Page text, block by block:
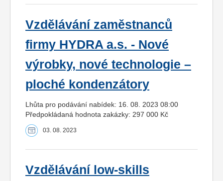
Vzdělávání zaměstnanců
firmy HYDRA a.s. - Nové
výrobky, nové technologie –
ploché kondenzátory
Lhůta pro podávání nabídek: 16. 08. 2023 08:00
Předpokládaná hodnota zakázky: 297 000 Kč
03. 08. 2023
Vzdělávání low-skills